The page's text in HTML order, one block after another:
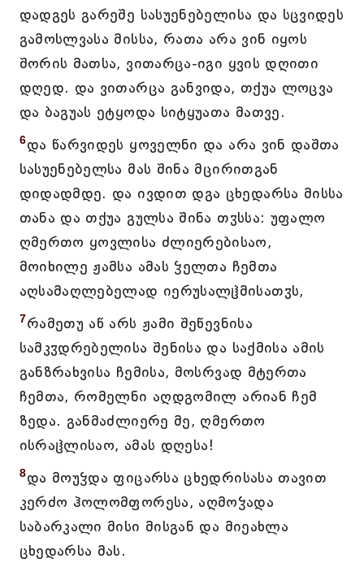
დადგეს გარეშე სასუენებელისა და სცვიდეს
გამოსლვასა მისსა, რათა არა ვინ იყოს
შორის მათსა, ვითარცა-იგი ყვის დღითი
დღედ. და ვითარცა განვიდა, თქუა ლოცვა
და ბაგუას ეტყოდა სიტყუათა მათვე.
6და წარვიდეს ყოველნი და არა ვინ დაშთა
სასუენებელსა მას შინა მცირითგან
დიდადმდე. და ივდით დგა ცხედარსა მისსა
თანა და თქუა გულსა შინა თჳსსა: უფალო
ღმერთო ყოვლისა ძლიერებისაო,
მოიხილე ჟამსა ამას ჴელთა ჩემთა
აღსამაღლებელად იერუსალჱმისათჳს,
7რამეთუ აწ არს ჟამი შეწევნისა
სამკჳდრებელისა შენისა და საქმისა ამის
განზრახვისა ჩემისა, მოსრვად მტერთა
ჩემთა, რომელნი აღდგომილ არიან ჩემ
ზედა. განმაძლიერე მე, ღმერთო
ისრაჱლისაო, ამას დღესა!
8და მოუჴდა ფიცარსა ცხედრისასა თავით
კერძო ჰოლომფორესა, აღმოჴადა
საბარკალი მისი მისგან და მიეახლა
ცხედარსა მას.